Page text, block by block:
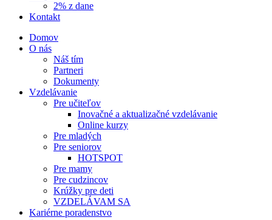
2% z dane
Kontakt
Domov
O nás
Náš tím
Partneri
Dokumenty
Vzdelávanie
Pre učiteľov
Inovačné a aktualizačné vzdelávanie
Online kurzy
Pre mladých
Pre seniorov
HOTSPOT
Pre mamy
Pre cudzincov
Krúžky pre deti
VZDELÁVAM SA
Kariérne poradenstvo